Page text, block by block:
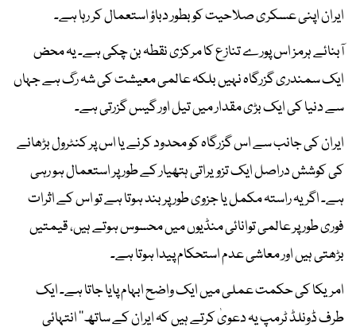
ایران اپنی عسکری صلاحیت کو بطور دباؤ استعمال کر رہا ہے۔
آبنائے ہرمز اس پورے تنازع کا مرکزی نقطہ بن چکی ہے۔ یہ محض
ایک سمندری گزرگاہ نہیں بلکہ عالمی معیشت کی شہ رگ ہے جہاں
سے دنیا کی ایک بڑی مقدار میں تیل اور گیس گزرتی ہے۔
ایران کی جانب سے اس گزرگاہ کو محدود کرنے یا اس پر کنٹرول بڑھانے
کی کوشش دراصل ایک تزویراتی ہتھیار کے طور پر استعمال ہو رہی
ہے۔ اگر یہ راستہ مکمل یا جزوی طور پر بند ہوتا ہے تو اس کے اثرات
فوری طور پر عالمی توانائی منڈیوں میں محسوس ہوتے ہیں، قیمتیں
بڑھتی ہیں اور معاشی عدم استحکام پیدا ہوتا ہے۔
امریکا کی حکمت عملی میں ایک واضح ابہام پایا جاتا ہے۔ ایک
طرف ڈونلڈ ٹرمپ یہ دعویٰ کرتے ہیں کہ ایران کے ساتھ’’ انتہائی